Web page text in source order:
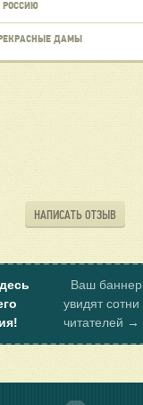
РОССИЮ
ДАМЫ
НАПИСАТЬ ОТЗЫВ
Ваш баннер
увидят сотни
читателей →